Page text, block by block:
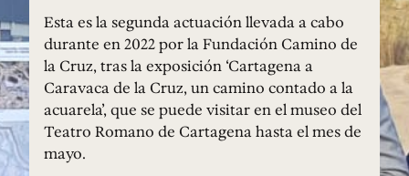
Esta es la segunda actuación llevada a cabo
durante en 2022 por la Fundación Camino de
la Cruz, tras la exposición ‘Cartagena a
Caravaca de la Cruz, un camino contado a la
acuarela’, que se puede visitar en el museo del
Teatro Romano de Cartagena hasta el mes de
mayo.